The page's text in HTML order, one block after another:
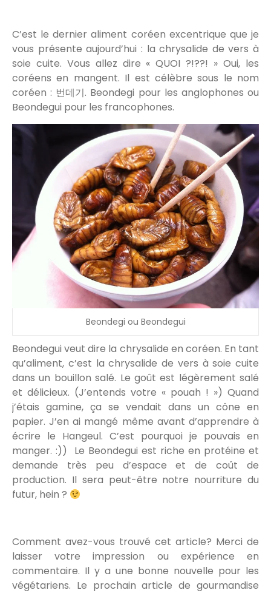
C’est le dernier aliment coréen excentrique que je
vous présente aujourd’hui : la chrysalide de vers à
soie cuite. Vous allez dire « QUOI ?!??! » Oui, les
coréens en mangent. Il est célèbre sous le nom
coréen : 번데기. Beondegi pour les anglophones ou
Beondegui pour les francophones.
Beondegi ou Beondegui
Beondegui veut dire la chrysalide en coréen. En tant
qu’aliment, c’est la chrysalide de vers à soie cuite
dans un bouillon salé. Le goût est légèrement salé
et délicieux. (J’entends votre « pouah ! ») Quand
j’étais gamine, ça se vendait dans un cône en
papier. J’en ai mangé même avant d’apprendre à
écrire le Hangeul. C’est pourquoi je pouvais en
manger. :)) Le Beondegui est riche en protéine et
demande très peu d’espace et de coût de
production. Il sera peut-être notre nourriture du
futur, hein ?
Comment avez-vous trouvé cet article? Merci de
laisser votre impression ou expérience en
commentaire. Il y a une bonne nouvelle pour les
végétariens. Le prochain article de gourmandise